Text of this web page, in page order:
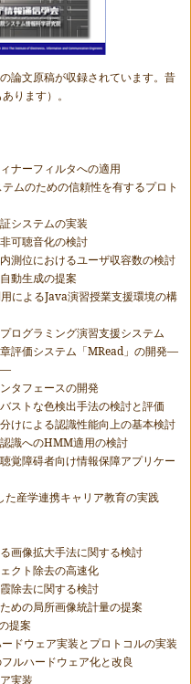
論文原稿が収録されています。昔
ります）。
ナーフィルタへの適用
ムのための信頼性を有するプロト
システムの実装
可聴音化の検討
測位におけるユーザ収容数の検討
動生成の提案
によるJava演習授業支援環境の構
ログラミング演習支援システム
評価システム「MRead」の開発―
―
タフェースの開発
ストな色検出手法の検討と評価
けによる認識性能向上の基本検討
識へのHMM適用の検討
覚障碍者向け情報保障アプリケー
産学連携キャリア教育の実践
画像拡大手法に関する検討
クト除去の高速化
除去に関する検討
めの局所画像統計量の提案
提案
ドウェア実装とプロトコルの実装
ルハードウェア化と改良
実装